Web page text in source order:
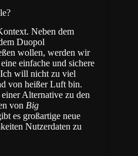
Neben dem
Duopol
wollen, werden wir
einfache und sichere
will nicht zu viel
von heißer Luft bin.
Alternative zu den
von Big
es großartige neue
Nutzerdaten zu